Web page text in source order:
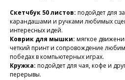
Скетчбук 50 листов: подойдет для
карандашами и ручками любимых
интересных идей.
Коврик для мышки: мягкое
четкий принт и сопровождение
победах в компьютерных играх.
Кружка: подойдет для чая, кофе и
перерывы.